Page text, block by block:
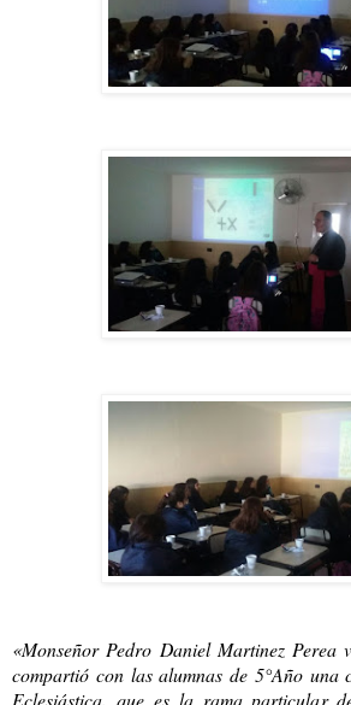
«Monseñor Pedro Daniel Martinez Perea
compartió con las alumnas de 5°Año una
Eclesiástica, que es la rama particular